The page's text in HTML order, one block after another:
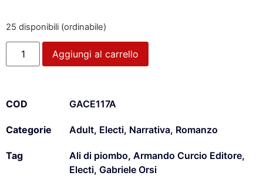
25 disponibili (ordinabile)
Aggiungi al carrello
COD GACE117A
Categorie Adult, Electi, Narrativa, Romanzo
Tag Ali di piombo, Armando Curcio Editore,
Electi, Gabriele Orsi